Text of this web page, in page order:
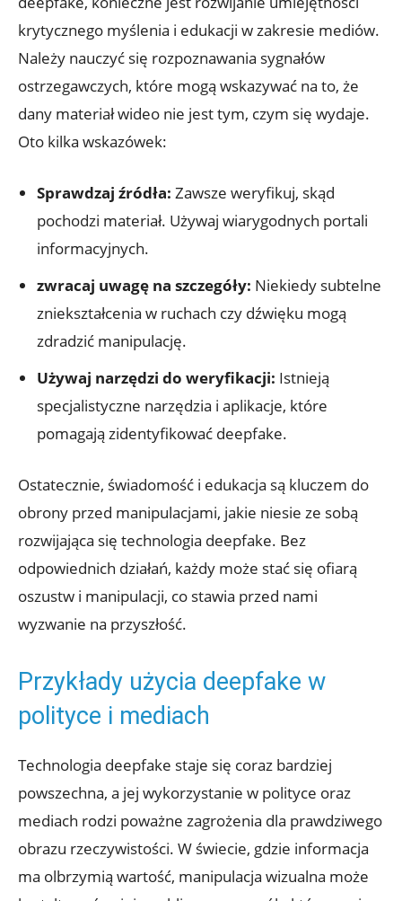
krytycznego myślenia ⁣i ⁢edukacji w zakresie mediów.
Należy nauczyć się rozpoznawania‍ sygnałów
ostrzegawczych, które mogą wskazywać na to, że
‍dany materiał ‍wideo⁤ nie ⁣jest tym, czym się wydaje. ​
Oto kilka wskazówek:
Sprawdzaj źródła: ​Zawsze weryfikuj, skąd
pochodzi materiał. Używaj wiarygodnych portali
informacyjnych.
zwracaj ​uwagę na szczegóły: Niekiedy subtelne
⁤zniekształcenia‍ w ruchach czy dźwięku​ mogą⁢
zdradzić manipulację.
Używaj ⁢narzędzi ⁢do ‌weryfikacji: Istnieją
specjalistyczne narzędzia‍ i aplikacje, które
pomagają‍ zidentyfikować​ deepfake.
Ostatecznie, ⁤świadomość i edukacja są kluczem‌ do
obrony przed manipulacjami, jakie niesie ze ⁤sobą
rozwijająca się technologia deepfake. ⁤Bez
odpowiednich⁢ działań, każdy​ może stać się⁤ ofiarą‍
oszustw ⁤i manipulacji, co stawia przed nami
wyzwanie na przyszłość.
Przykłady użycia deepfake‌ w
polityce i mediach
Technologia deepfake⁢ staje się coraz bardziej
powszechna, a‍ jej ‍wykorzystanie ⁣w polityce oraz
⁤mediach rodzi poważne zagrożenia dla prawdziwego
obrazu rzeczywistości. W świecie, gdzie informacja
ma ⁢olbrzymią wartość, manipulacja wizualna może